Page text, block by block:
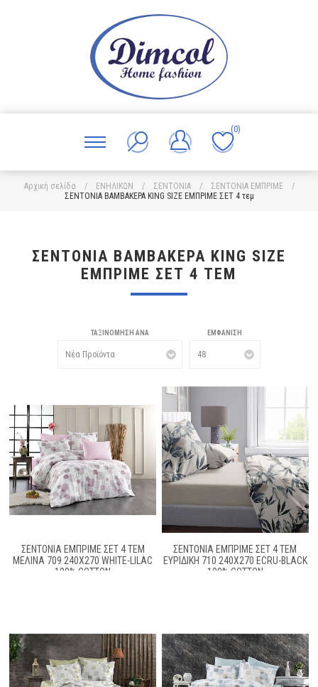
(0)
Αρχική σελίδα / ΕΝΗΛΙΚΩΝ / ΣΕΝΤΟΝΙΑ / ΣΕΝΤΟΝΙΑ ΕΜΠΡΙΜΕ
/
ΣΕΝΤΟΝΙΑ ΒΑΜΒΑΚΕΡΑ KING SIZE ΕΜΠΡΙΜΕ ΣΕΤ 4 τεμ
ΣΕΝΤΟΝΙΑ ΒΑΜΒΑΚΕΡΑ KING SIZE
ΕΜΠΡΙΜΕ ΣΕΤ 4 ΤΕΜ
ΤΑΞΙΝΌΜΗΣΗ ΑΝΆ ΕΜΦΆΝΙΣΗ
ΣΕΝΤΌΝΙΑ ΕΜΠΡΙΜΈ ΣΕΤ 4 ΤΕΜ
ΜΕΛΊΝΑ 709 240X270 WHITE-LILAC
100% COTTON
ΣΕΝΤΌΝΙΑ ΕΜΠΡΙΜΈ ΣΕΤ 4 ΤΕΜ
ΕΥΡΙΔΊΚΗ 710 240X270 ECRU-BLACK
100% COTTON